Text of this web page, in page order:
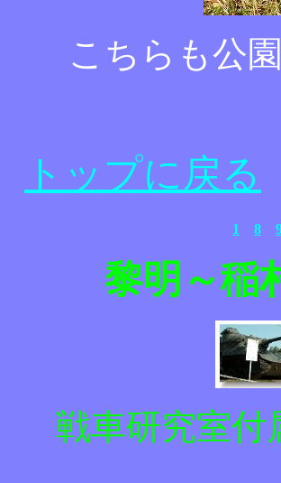
こちらも公
トップに戻る
1 8
黎明～稲
戦車研究室付